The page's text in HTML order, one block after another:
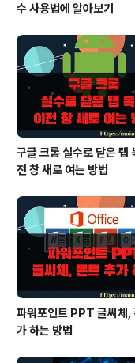
수 사용법에 알아보기
구글 크롬 실수로 닫은 탭
전 창 새로 여는 방법
파워포인트 PPT 글씨체,
가 하는 방법